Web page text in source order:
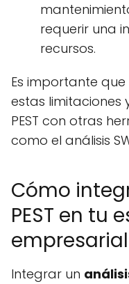
requerir una
recursos.
Es importante
estas limitaciones
PEST con otras
como el análisis
Cómo
PEST en tu
empresarial
Integrar un